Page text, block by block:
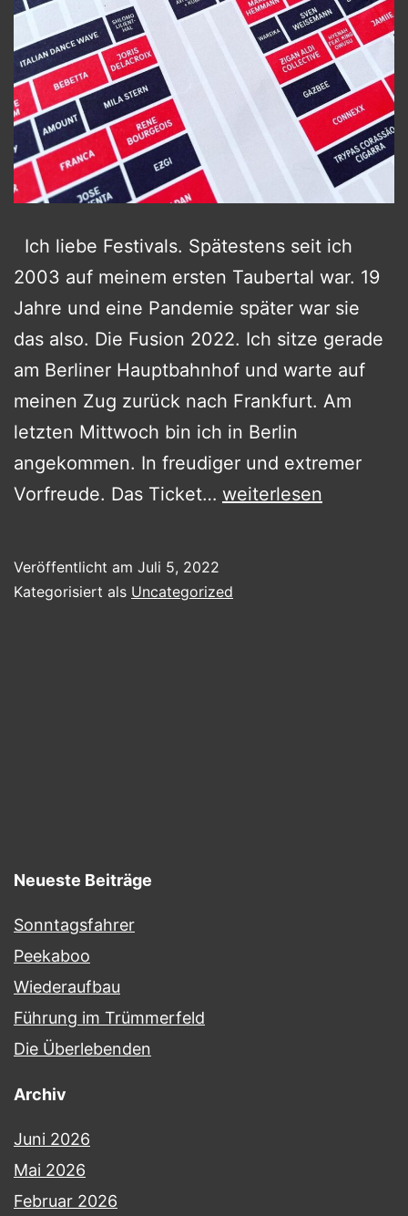
Ich liebe Festivals. Spätestens seit ich
2003 auf meinem ersten Taubertal war. 19
Jahre und eine Pandemie später war sie
das also. Die Fusion 2022. Ich sitze gerade
am Berliner Hauptbahnhof und warte auf
meinen Zug zurück nach Frankfurt. Am
letzten Mittwoch bin ich in Berlin
angekommen. In freudiger und extremer
Vorfreude. Das Ticket… Die
Live
weiterlesen
Veröffentlicht am Juli 5, 2022
Kategorisiert als Uncategorized
Neueste Beiträge
Sonntagsfahrer
Peekaboo
Wiederaufbau
Führung im Trümmerfeld
Die Überlebenden
Archiv
Juni 2026
Mai 2026
Februar 2026